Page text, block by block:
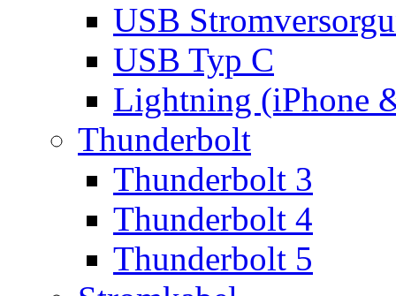
USB
USB Typ C
Lightning (iPhone
Thunderbolt
Thunderbolt 3
Thunderbolt 4
Thunderbolt 5